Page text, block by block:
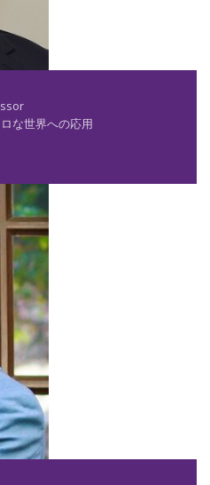
な世界への応用